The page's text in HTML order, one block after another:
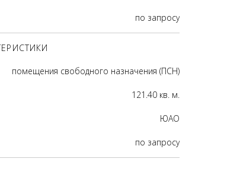
по запросу
помещения свободного назначения (ПСН)
121.40 кв. м.
ЮАО
по запросу